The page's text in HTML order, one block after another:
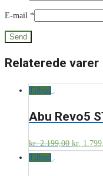
E-mail *
Relaterede varer
Tilbud
Abu Revo5
kr.2.199,00 kr.
Tilbud